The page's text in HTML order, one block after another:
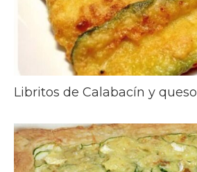
Libritos de Calabacín y queso